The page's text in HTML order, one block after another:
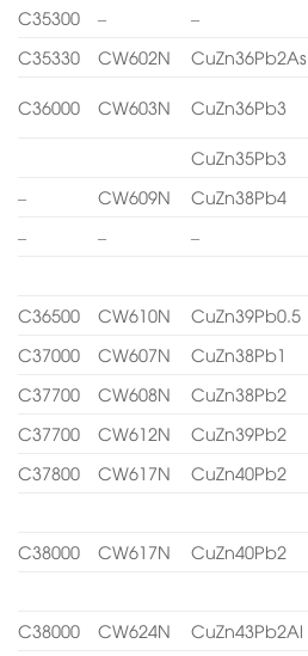
C35300 – –
C35330
CW602N CuZn36Pb2As
C36000 CW603N CuZn36Pb3
CuZn35Pb3
–
CW609N CuZn38Pb4
–
– –
C36500 CW610N CuZn39Pb0.5
C37000
CW607N CuZn38Pb1
C37700
CW608N CuZn38Pb2
C37700
CW612N CuZn39Pb2
C37800
CW617N CuZn40Pb2
C38000 CW617N CuZn40Pb2
C38000 CW624N CuZn43Pb2Al